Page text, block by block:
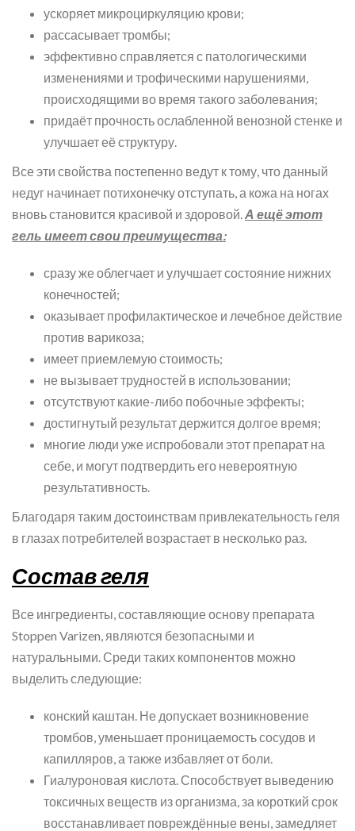
ускоряет микроциркуляцию крови;
рассасывает тромбы;
эффективно справляется с патологическими
изменениями и трофическими нарушениями,
происходящими во время такого заболевания;
придаёт прочность ослабленной венозной стенке и
улучшает её структуру.
Все эти свойства постепенно ведут к тому, что данный
недуг начинает потихонечку отступать, а кожа на ногах
вновь становится красивой и здоровой.А ещё этот
гель имеет свои преимущества:
сразу же облегчает и улучшает состояние нижних
конечностей;
оказывает профилактическое и лечебное действие
против варикоза;
имеет приемлемую стоимость;
не вызывает трудностей в использовании;
отсутствуют какие-либо побочные эффекты;
достигнутый результат держится долгое время;
многие люди уже испробовали этот препарат на
себе, и могут подтвердить его невероятную
результативность.
Благодаря таким достоинствам привлекательность геля
в глазах потребителей возрастает в несколько раз.
Состав геля
Все ингредиенты, составляющие основу препарата
Stoppen Varizen, являются безопасными и
натуральными. Среди таких компонентов можно
выделить следующие:
конский каштан. Не допускает возникновение
тромбов, уменьшает проницаемость сосудов и
капилляров, а также избавляет от боли.
Гиалуроновая кислота. Способствует выведению
токсичных веществ из организма, за короткий срок
восстанавливает повреждённые вены, замедляет